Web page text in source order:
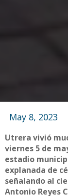
May 8, 2023
Utrera vivió
viernes 5 de
estadio
explanada de
señalando al
Antonio Reyes